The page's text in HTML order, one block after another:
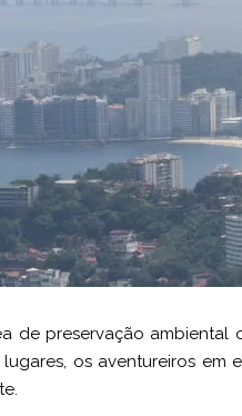
de preservação ambiental
os aventureiros em